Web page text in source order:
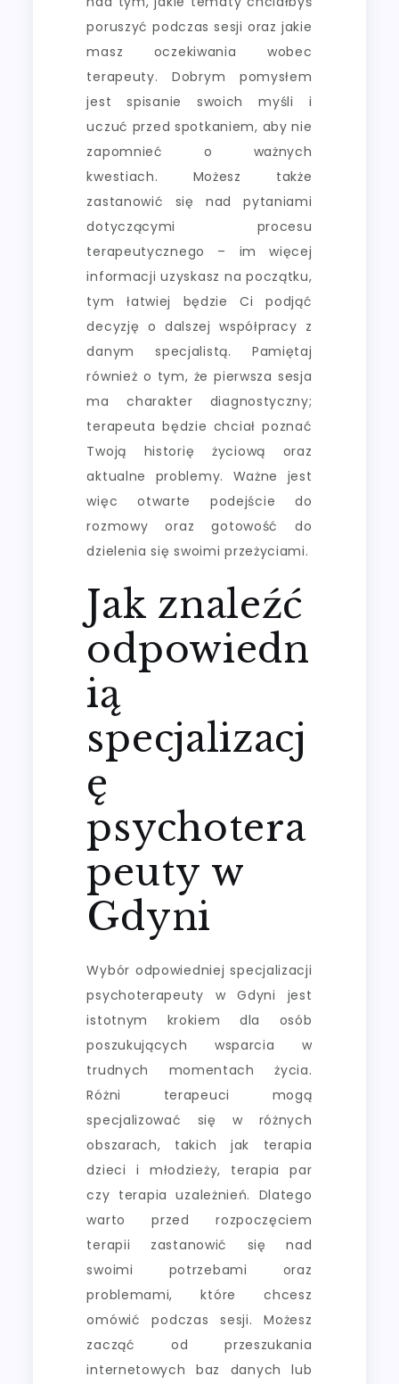
poruszyć podczas sesji oraz jakie
masz oczekiwania wobec
terapeuty. Dobrym pomysłem
jest spisanie swoich myśli i
uczuć przed spotkaniem, aby nie
zapomnieć o ważnych
kwestiach. Możesz także
zastanowić się nad pytaniami
dotyczącymi procesu
terapeutycznego – im więcej
informacji uzyskasz na początku,
tym łatwiej będzie Ci podjąć
decyzję o dalszej współpracy z
danym specjalistą. Pamiętaj
również o tym, że pierwsza sesja
ma charakter diagnostyczny;
terapeuta będzie chciał poznać
Twoją historię życiową oraz
aktualne problemy. Ważne jest
więc otwarte podejście do
rozmowy oraz gotowość do
dzielenia się swoimi przeżyciami.
Jak znaleźć
odpowiedn
ią
specjalizacj
ę
psychotera
peuty w
Gdyni
Wybór odpowiedniej specjalizacji
psychoterapeuty w Gdyni jest
istotnym krokiem dla osób
poszukujących wsparcia w
trudnych momentach życia.
Różni terapeuci mogą
specjalizować się w różnych
obszarach, takich jak terapia
dzieci i młodzieży, terapia par
czy terapia uzależnień. Dlatego
warto przed rozpoczęciem
terapii zastanowić się nad
swoimi potrzebami oraz
problemami, które chcesz
omówić podczas sesji. Możesz
zacząć od przeszukania
internetowych baz danych lub